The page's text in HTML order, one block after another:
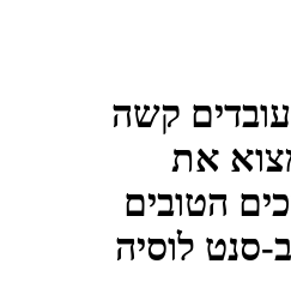
קשה
את
הטובים
סנט לוסיה